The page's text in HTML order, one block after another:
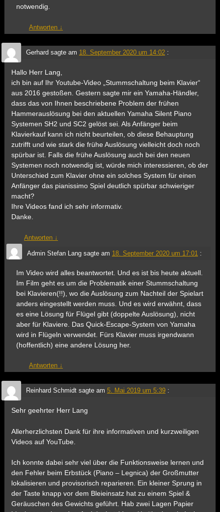
notwendig.
Antworten ↓
Gerhard sagte am 18. September 2020 um 14:02 :
Hallo Herr Lang,
ich bin auf Ihr Youtube-Video „Stummschaltung beim Klavier“
aus 2016 gestoßen. Gestern sagte mir ein Yamaha-Händler,
dass das von Ihnen beschriebene Problem der frühen
Hammerauslösung bei den aktuellen Yamaha Silent Piano
Systemen SH2 und SC2 gelöst sei. Als Anfänger beim
Klavierkauf kann ich nicht beurteilen, ob diese Behauptung
zutrifft und wie stark die frühe Auslösung vielleicht doch noch
spürbar ist. Falls die frühe Auslösung auch bei den neuen
Systemen noch notwendig ist, würde mich interessieren, ob der
Unterschied zum Klavier ohne ein solches System für einen
Anfänger das pianissimo Spiel deutlich spürbar schwieriger
macht?
Ihre Videos fand ich sehr informativ.
Danke.
Antworten ↓
Admin Stefan Langsagte am 18. September 2020 um 17:01 :
Im Video wird alles beantwortet. Und es ist bis heute aktuell.
Im Film geht es um die Problematik einer Stummschaltung
bei Klavieren(!!), wo die Auslösung zum Nachteil der Spielart
anders eingestellt werden muss. Und es wird erwähnt, dass
es eine Lösung für Flügel gibt (doppelte Auslösung), nicht
aber für Klaviere. Das Quick-Escape-System von Yamaha
wird in Flügeln verwendet. Fürs Klavier muss irgendwann
(hoffentlich) eine andere Lösung her.
Antworten ↓
Reinhard Schmidtsagte am 5. Mai 2019 um 5:39 :
Sehr geehrter Herr Lang
Allerherzlichsten Dank für ihre informativen und kurzweiligen
Videos auf YouTube.
Ich konnte dabei sehr viel über die Funktionsweise lernen und
den Fehler beim Erbstück (Piano – Legnica) der Großmutter
lokalisieren und provisorisch reparieren. Ein kleiner Sprung in
der Taste knapp vor dem Bleieinsatz hat zu einem Spiel &
Geräuschen des Gewichts geführt. Hab zwei Lagen Papier